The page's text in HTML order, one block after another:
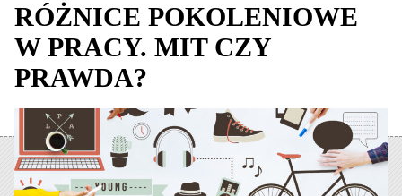
RÓŻNICE POKOLENIOWE
W PRACY. MIT CZY
PRAWDA?